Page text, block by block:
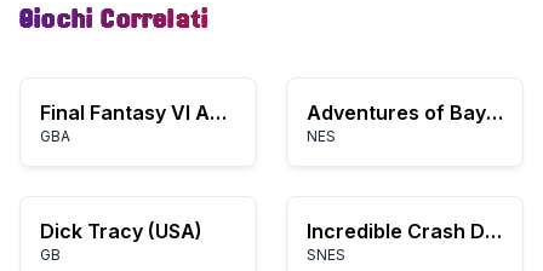
Giochi Correlati
Final Fantasy VI Advance
GBA
Adventures of Bayou Billy, The (USA)
NES
Dick Tracy (USA)
GB
Incredible Crash Dummies, The (USA)
SNES